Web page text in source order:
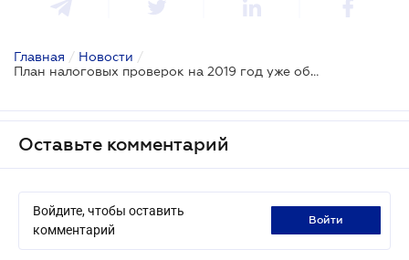
Главная / Новости /
План налоговых проверок на 2019 год уже обновлен
Оставьте комментарий
Войдите, чтобы оставить
комментарий
войти